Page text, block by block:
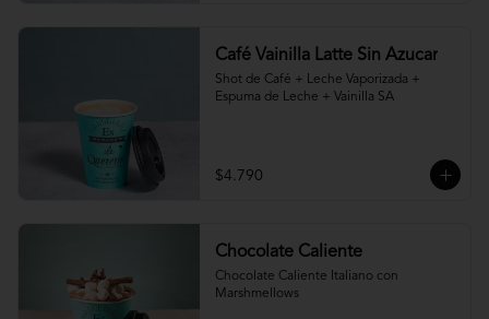
Café Vainilla Latte Sin Azucar
Shot de Café + Leche Vaporizada +
Espuma de Leche + Vainilla SA
$4.790
Chocolate Caliente
Chocolate Caliente Italiano con
Marshmellows